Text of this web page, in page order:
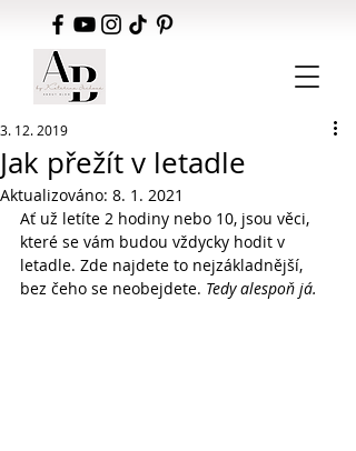
Jak přežít v letadle
3. 12. 2019
Aktualizováno: 8. 1. 2021
Ať už letíte 2 hodiny nebo 10, jsou věci,
které se vám budou vždycky hodit v
letadle. Zde najdete to nejzákladnější,
bez čeho se neobejdete. Tedy alespoň já.